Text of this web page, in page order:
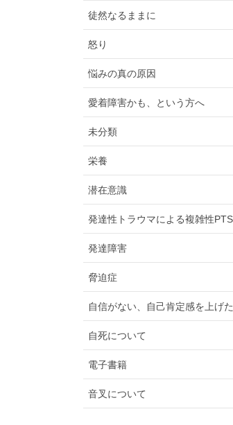
徒然なるままに
怒り
悩みの真の原因
愛着障害かも、という方へ
未分類
栄養
潜在意識
発達性トラウマによる複雑性
発達障害
脅迫症
自信がない、自己肯定感を上げ
自死について
電子書籍
音叉について